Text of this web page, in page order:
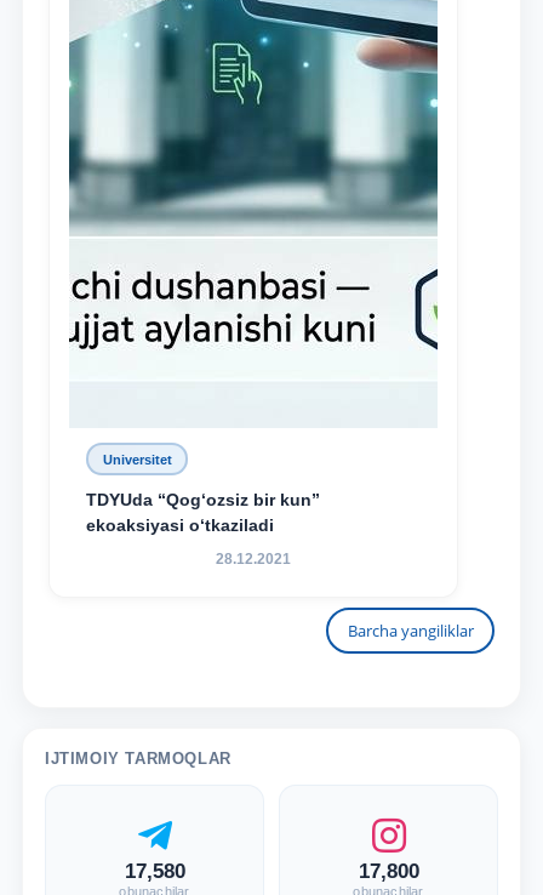
Universitet
TDYUda “Qog‘ozsiz bir kun”
ekoaksiyasi o‘tkaziladi
28.12.2021
Barcha yangiliklar
IJTIMOIY TARMOQLAR
17,580
obunachilar
17,800
obunachilar